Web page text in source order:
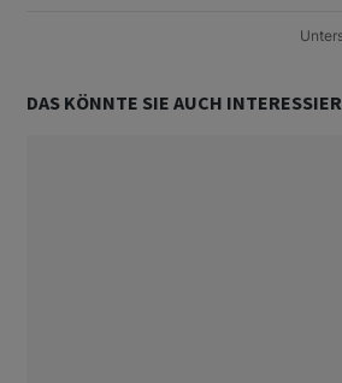
DAS KÖNNTE SIE AUCH